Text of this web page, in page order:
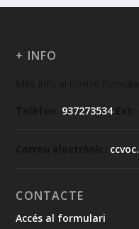
+ INFO
937273534
CONTACTE
Accés al formulari